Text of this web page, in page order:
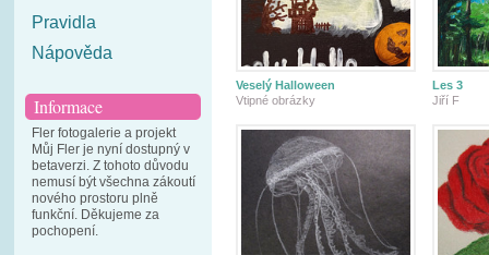
Pravidla
Nápověda
Informace
Fler fotogalerie a projekt
Můj Fler je nyní dostupný v
betaverzi. Z tohoto důvodu
nemusí být všechna zákoutí
nového prostoru plně
funkční. Děkujeme za
pochopení.
Veselý Halloween
Vtipné obrázky
Les 3
Jiří F